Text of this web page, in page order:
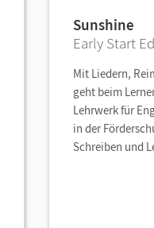
Sunshine
Early Start
Mit Liedern,
geht beim
Lehrwerk für
in der
Schreiben und